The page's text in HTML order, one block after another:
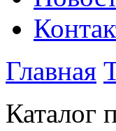
Главная
Каталог